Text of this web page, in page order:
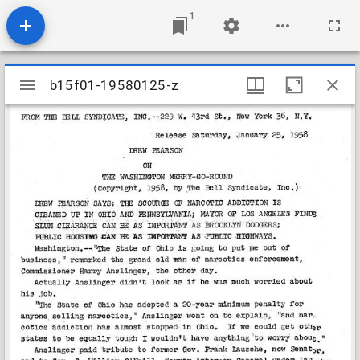
1
Mirador
viewer
b15f01-19580125-z
b15f01-19580125-z